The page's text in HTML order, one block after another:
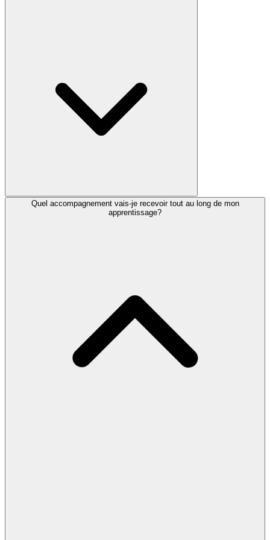
Quel accompagnement vais-je recevoir tout au long de mon
apprentissage?